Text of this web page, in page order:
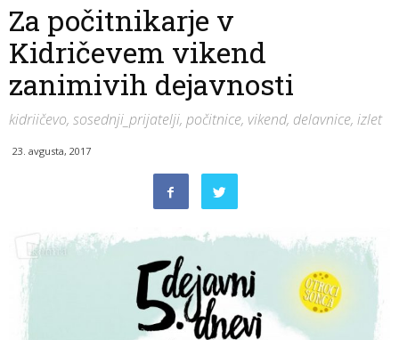
Za počitnikarje v
Kidričevem vikend
zanimivih dejavnosti
kidriičevo, sosednji_prijatelji, počitnice, vikend, delavnice, izlet
23. avgusta, 2017